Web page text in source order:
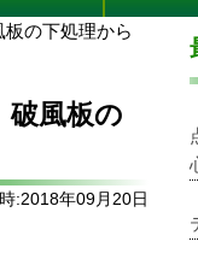
の下処理から
破風板の
:2018年09月20日